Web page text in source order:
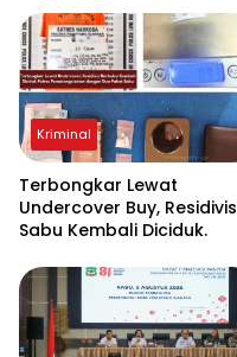
Kriminal
Terbongkar Lewat
Undercover Buy, Residivis
Sabu Kembali Diciduk.